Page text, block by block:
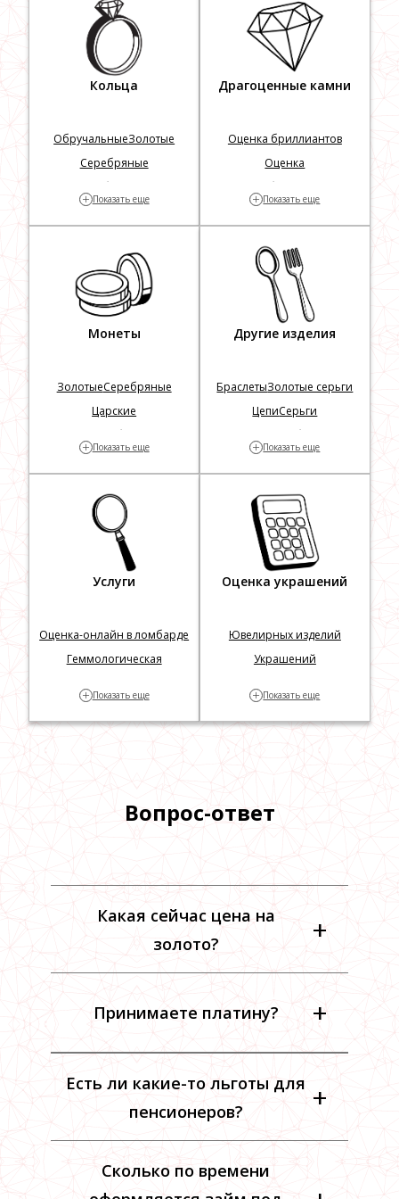
Драгоценности
Украшения с
драгоценными камнями
Кольца
ОбручальныеЗолотые
Серебряные
Золотые с бриллиантами
Заложить
+ Показать еще
Драгоценные камни
Оценка бриллиантов
Оценка
Проверка бриллиантов на
подлинность
+ Показать еще
Монеты
ЗолотыеСеребряные
Царские
Георгий Победоносец
+ Показать еще
Другие изделия
БраслетыЗолотые серьги
ЦепиСерьги
Столовое серебро
Серебряные цепочки
Серебряные часы
+ Показать еще
Услуги
Оценка-онлайн в ломбарде
Геммологическая
+ Показать еще
Оценка украшений
Ювелирных изделий
Украшений
Часов по фотографии
Швейцарских часов
+ Показать еще
Вопрос-ответ
Какая сейчас цена на
золото?
+
Принимаете платину? +
Есть ли какие-то льготы для
пенсионеров?
+
Сколько по времени